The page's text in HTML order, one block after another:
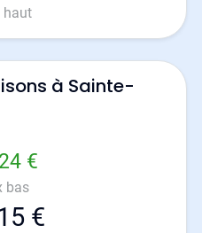
haut
à Sainte-
€
bas
€